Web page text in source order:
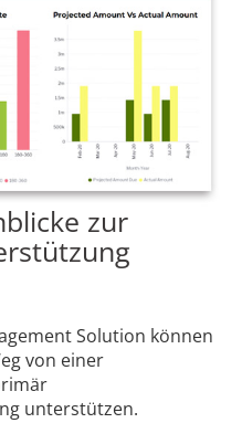
zur
Solution können
von einer
unterstützen.